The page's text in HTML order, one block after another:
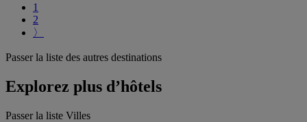
1
2
〉
Passer la liste des autres destinations
Explorez plus d’hôtels
Passer la liste Villes